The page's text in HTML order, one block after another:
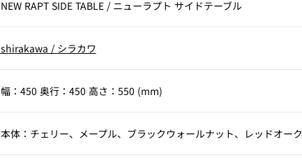
NEW RAPT SIDE TABLE / ニューラプト サイドテーブル
shirakawa / シラカワ
幅：450 奥行：450 高さ：550 (mm)
本体：チェリー、メープル、ブラックウォールナット、レッドオーク